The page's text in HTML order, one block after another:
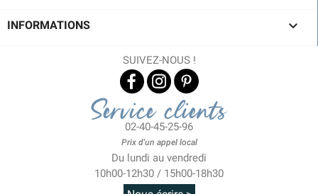
INFORMATIONS 
SUIVEZ-NOUS !
Service clients
02-40-45-25-96
Prix d'un appel local
Du lundi au vendredi
10h00-12h30 / 15h00-18h30